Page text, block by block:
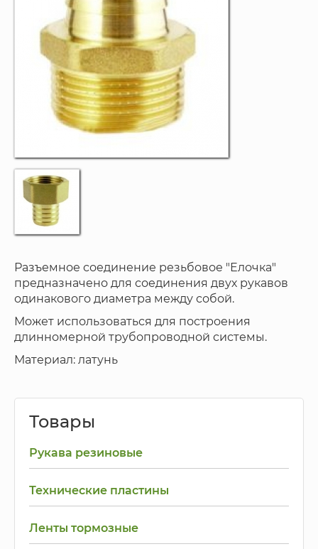
Разъемное соединение резьбовое "Елочка"
предназначено для соединения двух рукавов
одинакового диаметра между собой.
Может использоваться для построения
длинномерной трубопроводной системы.
Материал: латунь
Товары
Рукава резиновые
Технические пластины
Ленты тормозные